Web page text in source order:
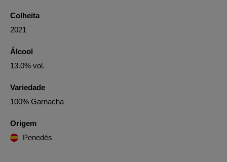
Colheita
2021
Álcool
13.0% vol.
Variedade
100% Garnacha
Origem
Penedés